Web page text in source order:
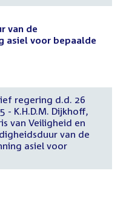
van de
asiel voor bepaalde
regering d.d. 26
- K.H.D.M. Dijkhoff,
van Veiligheid en
van de
asiel voor